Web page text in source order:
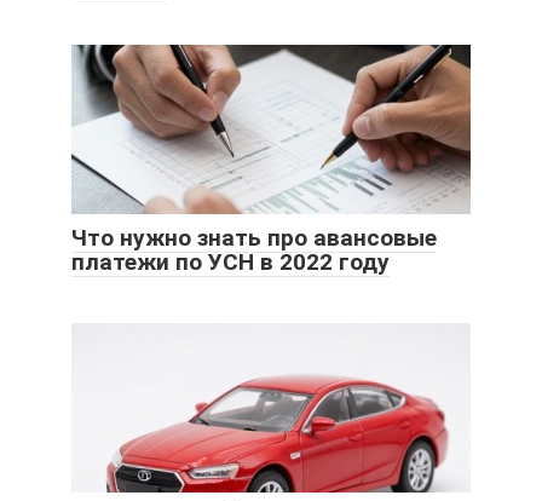
Что нужно знать про авансовые
платежи по УСН в 2022 году